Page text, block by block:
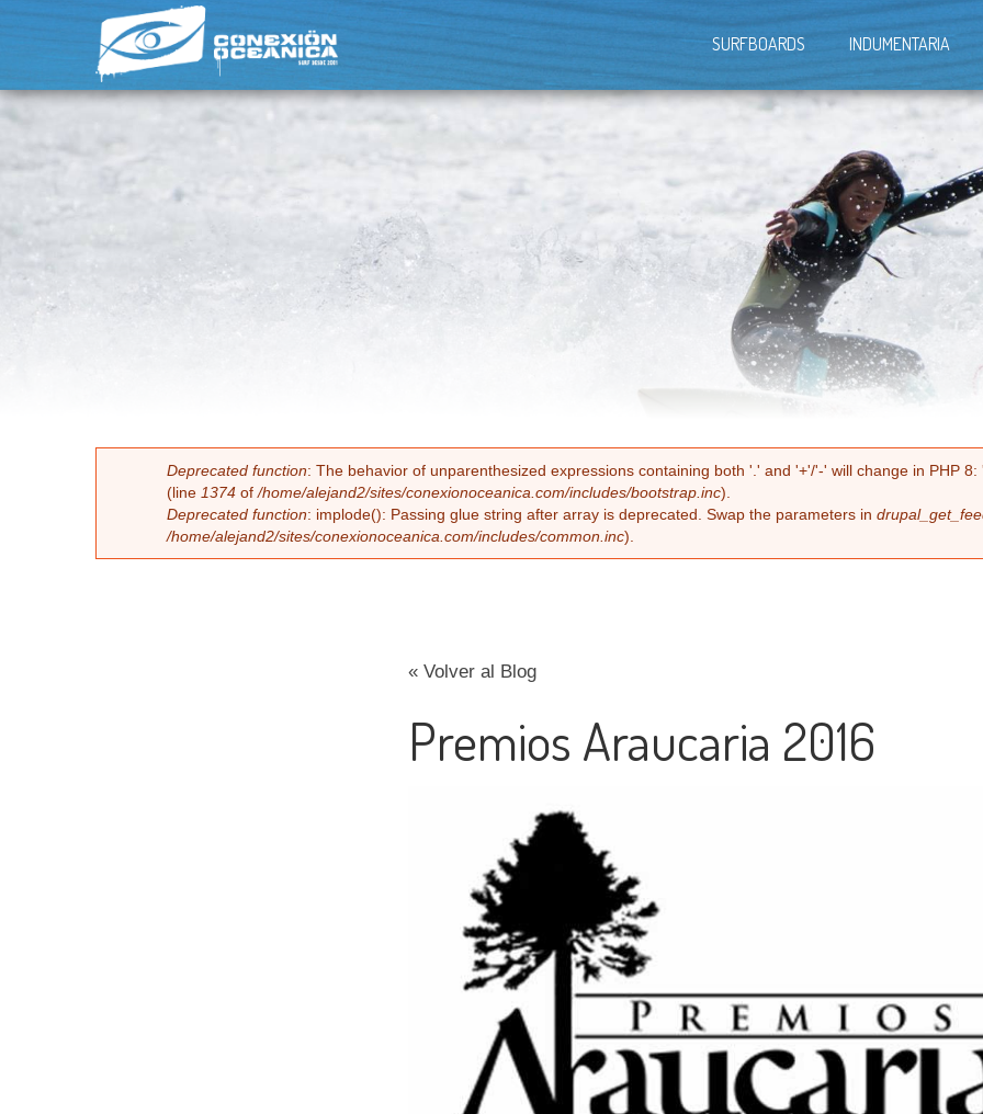
SURFBOARDS INDUMENTARIA
Error message
Deprecated function: The behavior of unparenthesized expressions containing both '.' and '+'/'-' will change in PHP
(line 1374 of/home/alejand2/sites/conexionoceanica.com/includes/bootstrap.inc).
Deprecated function: implode(): Passing glue string after array is deprecated. Swap the parameters in
/home/alejand2/sites/conexionoceanica.com/includes/common.inc).
« Volver al Blog
Premios Araucaria 2016